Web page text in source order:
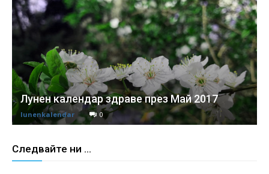
Лунен календар здраве през Май 2017
lunenkalendar 0
Следвайте ни ...